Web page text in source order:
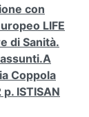
con
LIFE
di Sanità.
Coppola
ISTISAN